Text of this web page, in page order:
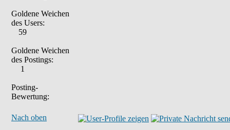
Goldene Weichen
des Users:
59
Goldene Weichen
des Postings:
1
Posting-
Bewertung:
Nach oben